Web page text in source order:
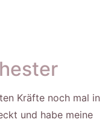
Kräfte noch mal in
und habe meine